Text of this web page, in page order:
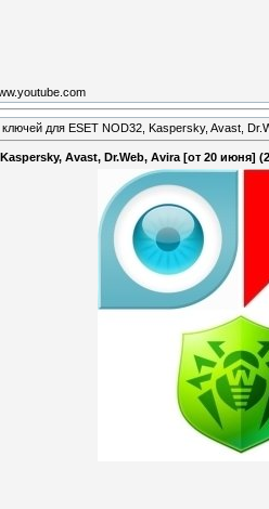
для ESET NOD32, Kaspersky, Avast,
Avast, Dr.Web, Avira [от 20 июня]